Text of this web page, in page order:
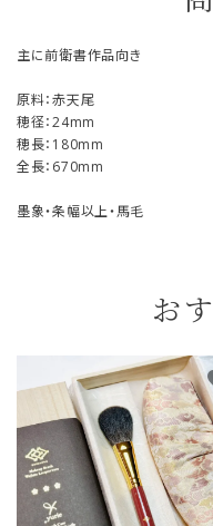
主に前衛書作品向き
原料：赤天尾
穂径：24mm
穂長：180mm
全長：670mm
墨象・条幅以上・馬毛
お